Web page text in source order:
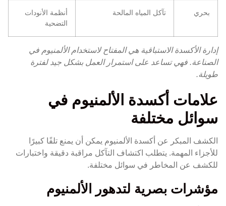
بحري تآكل المياه المالحة
أنظمة الأنودات
التضحية
إدارة الأكسدة الاستباقية هي المفتاح لاستخدام الألمنيوم في
الصناعة. فهي تساعد على استمرار العمل بشكل جيد لفترة
طويلة.
علامات أكسدة الألمنيوم في
سوائل مختلفة
الكشف المبكر عن أكسدة الألمنيوم يمكن أن يمنع تلفًا كبيرًا
للأجزاء المهمة. يتطلب اكتشاف التآكل مراقبة دقيقة واختبارات
للكشف عن المخاطر في سوائل مختلفة.
مؤشرات بصرية لتدهور الألمنيوم